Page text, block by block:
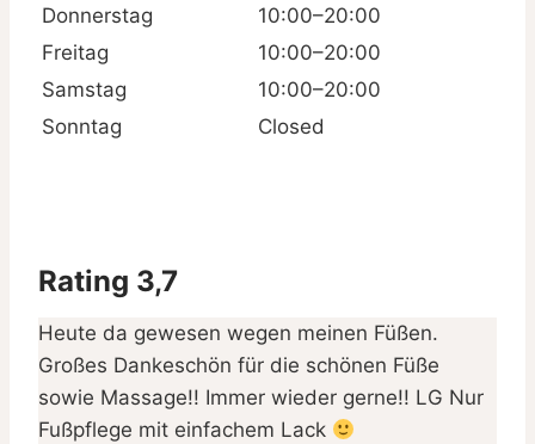
Donnerstag
10:00–20:00
Freitag
10:00–20:00
Samstag
10:00–20:00
Sonntag
Closed
Rating 3,7
Heute da gewesen wegen meinen Füßen.
Großes Dankeschön für die schönen Füße
sowie Massage!! Immer wieder gerne!! LG Nur
Fußpflege mit einfachem Lack